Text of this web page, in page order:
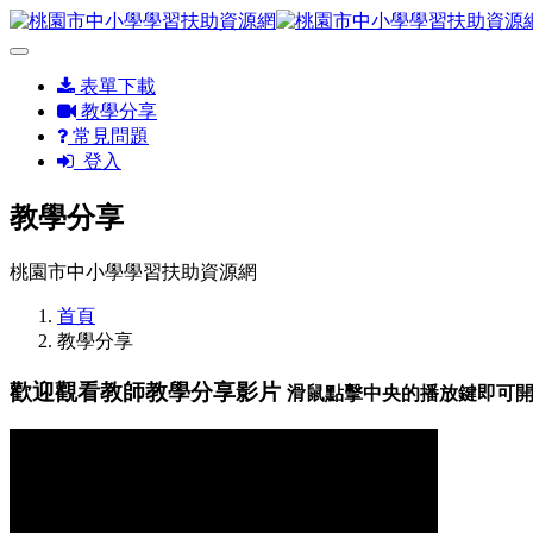
表單下載
教學分享
常見問題
登入
教學分享
桃園市中小學學習扶助資源網
首頁
教學分享
歡迎觀看教師教學分享影片 滑鼠點擊中央的播放鍵即可